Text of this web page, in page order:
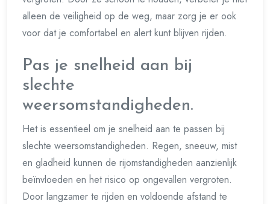
alleen de veiligheid op de weg, maar zorg je er ook
voor dat je comfortabel en alert kunt blijven rijden.
Pas je snelheid aan bij
slechte
weersomstandigheden.
Het is essentieel om je snelheid aan te passen bij
slechte weersomstandigheden. Regen, sneeuw, mist
en gladheid kunnen de rijomstandigheden aanzienlijk
beïnvloeden en het risico op ongevallen vergroten.
Door langzamer te rijden en voldoende afstand te